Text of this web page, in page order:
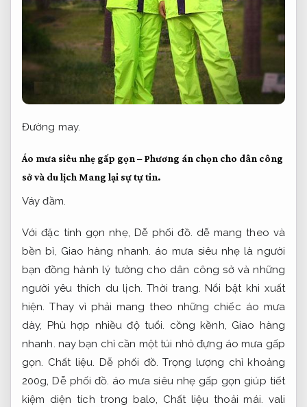
Đường may.
Áo mưa siêu nhẹ gấp gọn – Phương án chọn cho dân công
sở và du lịch Mang lại sự tự tin.
Váy đầm.
Với đặc tính gọn nhẹ, Dễ phối đồ. dễ mang theo và
bền bỉ, Giao hàng nhanh. áo mưa siêu nhẹ là người
bạn đồng hành lý tưởng cho dân công sở và những
người yêu thích du lịch.Thời trang. Nổi bật khi xuất
hiện. Thay vì phải mang theo những chiếc áo mưa
dày, Phù hợp nhiều độ tuổi. cồng kềnh, Giao hàng
nhanh. nay bạn chỉ cần một túi nhỏ đựng áo mưa gấp
gọn. Chất liệu. Dễ phối đồ. Trọng lượng chỉ khoảng
200g,Dễ phối đồ. áo mưa siêu nhẹ gấp gọn giúp tiết
kiệm diện tích trong balo, Chất liệu thoải mái. vali